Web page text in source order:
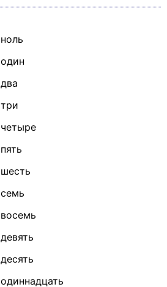
ноль
один
два
три
четыре
пять
шесть
семь
восемь
девять
десять
одиннадцать